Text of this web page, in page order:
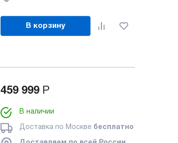
В корзину
459 999 Р
В наличии
Доставка по Москве бесплатно